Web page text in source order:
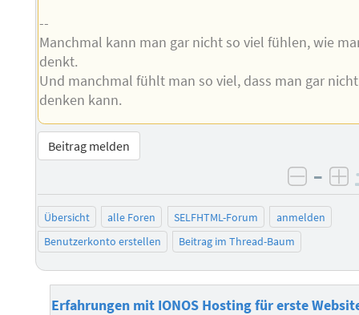
--
Manchmal kann man gar nicht so viel fühlen, wie
denkt.
Und manchmal fühlt man so viel, dass man gar nicht
denken kann.
Beitrag melden
–
Übersicht alle Foren SELFHTML-Forum
anmelden
Benutzerkonto erstellen
Beitrag im Thread-Baum
Erfahrungen mit IONOS Hosting für erste